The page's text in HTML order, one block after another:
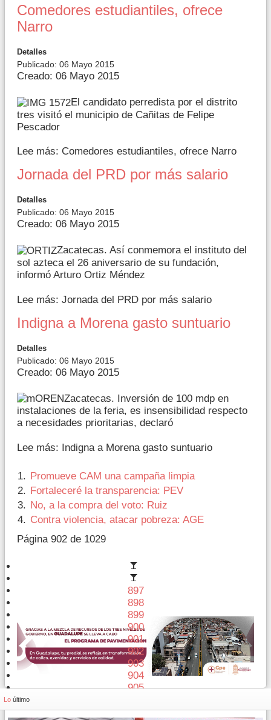
Comedores estudiantiles, ofrece
Narro
Detalles
Publicado: 06 Mayo 2015
Creado: 06 Mayo 2015
El candidato perredista por el distrito
tres visitó el municipio de Cañitas de Felipe
Pescador
Lee más: Comedores estudiantiles, ofrece Narro
Jornada del PRD por más salario
Detalles
Publicado: 06 Mayo 2015
Creado: 06 Mayo 2015
Zacatecas. Así conmemora el instituto del
sol azteca el 26 aniversario de su fundación,
informó Arturo Ortiz Méndez
Lee más: Jornada del PRD por más salario
Indigna a Morena gasto suntuario
Detalles
Publicado: 06 Mayo 2015
Creado: 06 Mayo 2015
Zacatecas. Inversión de 100 mdp en
instalaciones de la feria, es insensibilidad respecto
a necesidades prioritarias, declaró
Lee más: Indigna a Morena gasto suntuario
Promueve CAM una campaña limpia
Fortaleceré la transparencia: PEV
No, a la compra del voto: Ruiz
Contra violencia, atacar pobreza: AGE
Página 902 de 1029
897
898
899
900
901
902
903
904
905
Lo último